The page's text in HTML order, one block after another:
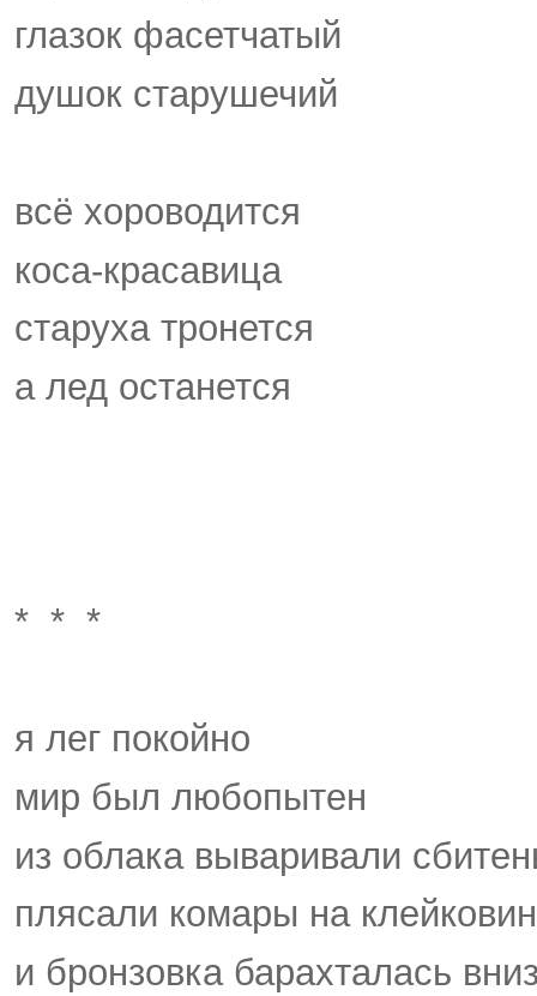
глазок фасетчатый
душок старушечий
всё хороводится
коса-красавица
старуха тронется
а лед останется
* * *
я лег покойно
мир был любопытен
из облака вываривали
плясали комары на
и бронзовка барахталась